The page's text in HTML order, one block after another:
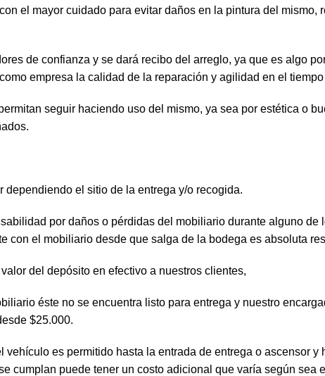
el mayor cuidado para evitar daños en la pintura del
de confianza y se dará recibo del arreglo, ya que es algo
empresa la calidad de la reparación y agilidad en el
seguir haciendo uso del mismo, ya sea por estética o
el sitio de la entrega y/o recogida.
por daños o pérdidas del mobiliario durante alguno de
con el mobiliario desde que salga de la bodega es absoluta
del depósito en efectivo a nuestros clientes,
éste no se encuentra listo para entrega y nuestro
$25.000.
es permitido hasta la entrada de entrega o ascensor
cumplan puede tener un costo adicional que varía según sea